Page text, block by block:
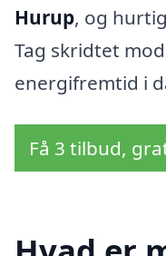
Hurup, og
Tag skridtet
energifremtid i
Få 3 tilbud,